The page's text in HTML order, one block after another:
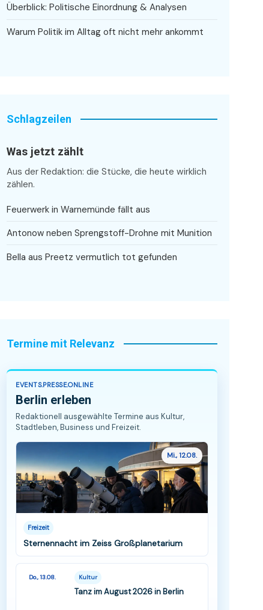
Überblick: Politische Einordnung & Analysen
Warum Politik im Alltag oft nicht mehr ankommt
Schlagzeilen
Was jetzt zählt
Aus der Redaktion: die Stücke, die heute wirklich
zählen.
Feuerwerk in Warnemünde fällt aus
Antonow neben Sprengstoff-Drohne mit Munition
Bella aus Preetz vermutlich tot gefunden
Termine mit Relevanz
EVENTS.PRESSE.ONLINE
Berlin erleben
Redaktionell ausgewählte Termine aus Kultur,
Stadtleben, Business und Freizeit.
Mi., 12.08.
Freizeit
Sternennacht im Zeiss Großplanetarium
Do., 13.08. Kultur
Tanz im August 2026 in Berlin